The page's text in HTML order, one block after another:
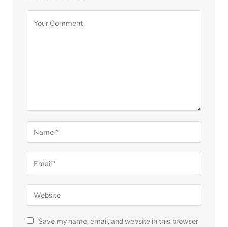
Save my name, email, and website in this browser